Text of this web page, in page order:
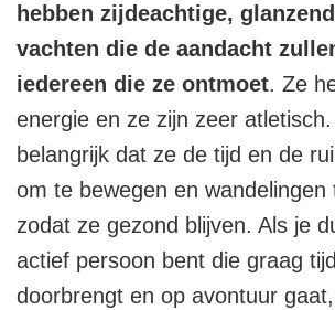
hebben zijdeachtige,
vachten die de aandacht
iedereen die ze ontmoet. Ze
energie en ze zijn zeer
belangrijk dat ze de tijd en de
om te bewegen en wandelingen
zodat ze gezond blijven. Als je
actief persoon bent die graag
doorbrengt en op avontuur gaat,